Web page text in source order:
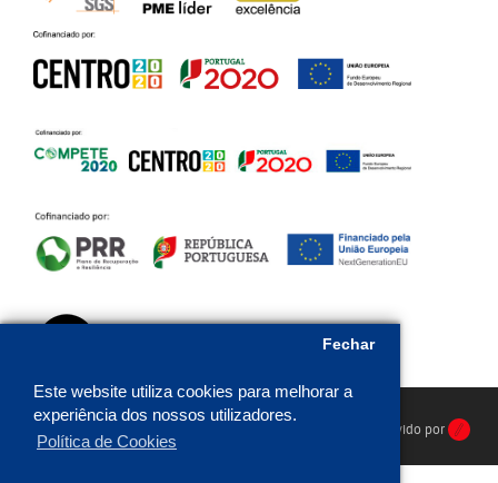
Este website utiliza cookies para melhorar a
experiência dos nossos utilizadores.
Política de Cookies
Fechar
HR Protecção © 2026. Todos os direitos reservados. Desenvolvido por